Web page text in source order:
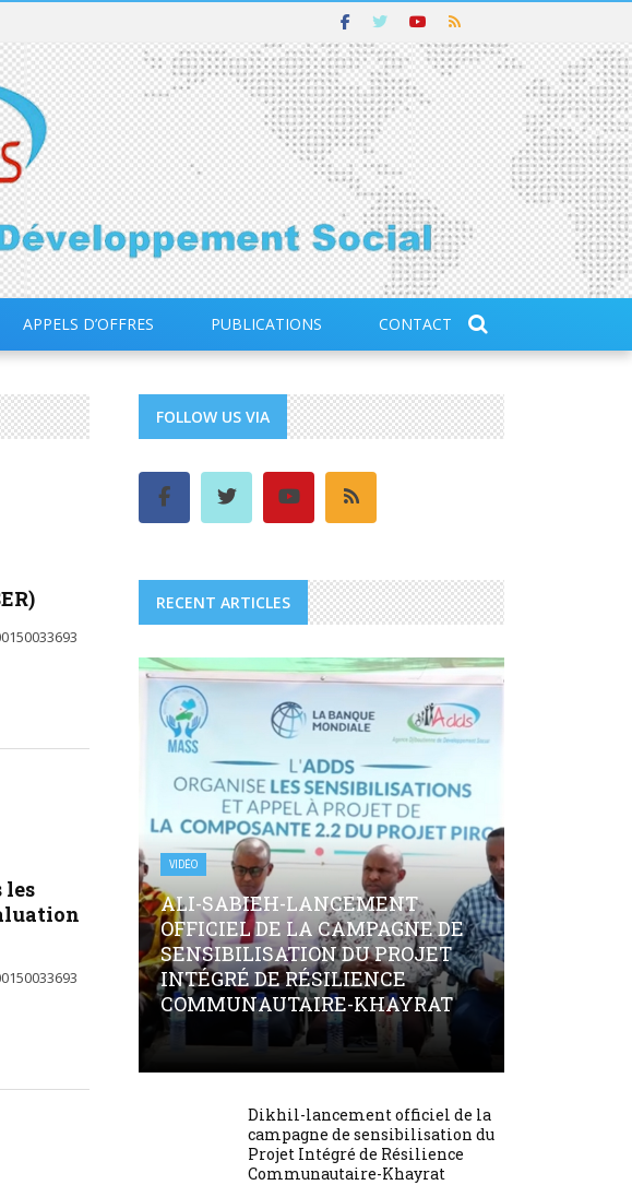
APPELS D’OFFRES PUBLICATIONS CONTACT
les
FOLLOW US VIA
RECENT ARTICLES
VIDÉO
ALI-SABIEH-LANCEMENT
OFFICIEL DE LA CAMPAGNE DE
SENSIBILISATION DU PROJET
INTÉGRÉ DE RÉSILIENCE
COMMUNAUTAIRE-KHAYRAT
Dikhil-lancement officiel de la
campagne de sensibilisation du
Projet Intégré de Résilience
Communautaire-Khayrat